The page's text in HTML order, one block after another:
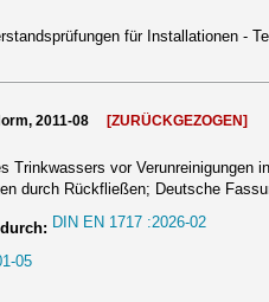
für Installationen -
2011-08 [ZURÜCKGEZOGEN]
Trinkwassers vor Verunreinigungen
durch Rückfließen; Deutsche
DIN EN 1717 :2026-02
05